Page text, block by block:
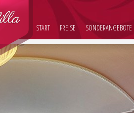
START PREISE SONDERANGEBOTE